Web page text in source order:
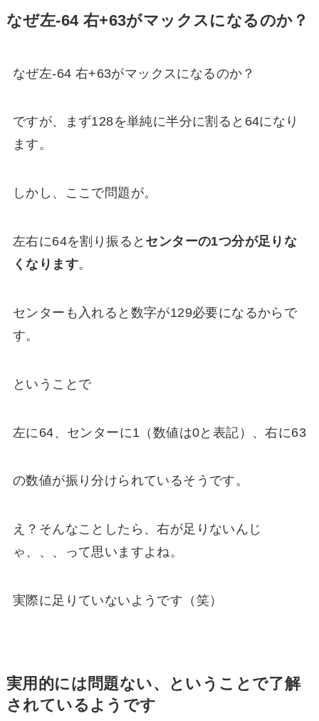
なぜ左-64 右+63がマックスになるのか？
なぜ左-64 右+63がマックスになるのか？
ですが、まず128を単純に半分に割ると64になり
ます。
しかし、ここで問題が。
左右に64を割り振ると センターの1つ分が足りな
くなります。
センターも入れると数字が129必要になるからで
す。
ということで
左に64、センターに1（数値は0と表記）、右に63
の数値が振り分けられているそうです。
え？そんなことしたら、右が足りないんじ
ゃ、、、って思いますよね。
実際に足りていないようです（笑）
実用的には問題ない、ということで了解
されているようです